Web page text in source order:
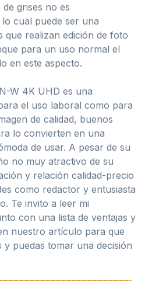
grises no es
cual puede ser una
que realizan edición de foto
para un uso normal el
en este aspecto.
W 4K UHD es una
el uso laboral como para
de calidad, buenos
lo convierten en una
de usar. A pesar de su
no muy atractivo de su
y relación calidad-precio
como redactor y entusiasta
Te invito a leer mi
con una lista de ventajas y
nuestro artículo para que
y puedas tomar una decisión